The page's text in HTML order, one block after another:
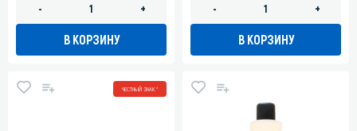
- +
В КОРЗИНУ
- +
В КОРЗИНУ
ЧЕСТНЫЙ ЗНАК *